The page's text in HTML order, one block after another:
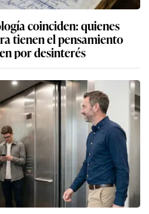
coinciden: quienes
tienen el pensamiento
por desinterés